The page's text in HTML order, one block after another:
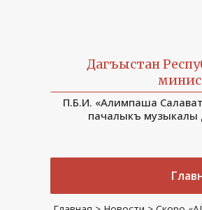
Дагъыстан
П.Б.И. «Алимпаша
пачалыкъ